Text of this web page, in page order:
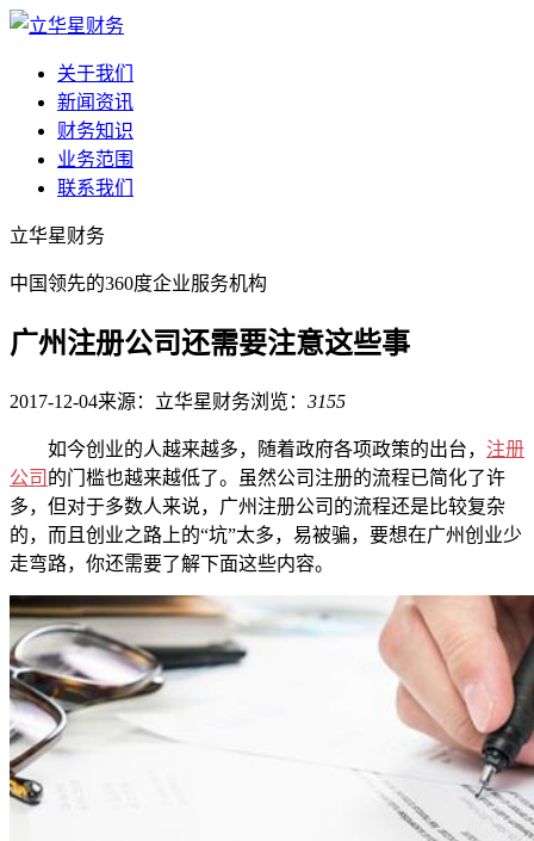
关于我们
新闻资讯
财务知识
业务范围
联系我们
立华星财务
中国领先的360度企业服务机构
广州注册公司还需要注意这些事
2017-12-04来源：立华星财务浏览： 3155
如今创业的人越来越多，随着政府各项政策的出台， 注册
公司 的门槛也越来越低了。虽然公司注册的流程已简化了许
多，但对于多数人来说，广州注册公司的流程还是比较复杂
的，而且创业之路上的“坑”太多，易被骗，要想在广州创业少
走弯路，你还需要了解下面这些内容。